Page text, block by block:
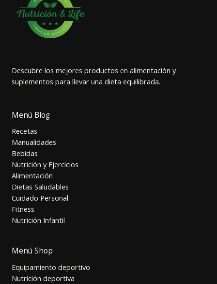
Descubre los mejores productos en alimentación y
suplementos para llevar una dieta equilibrada.
Menú Blog
Recetas
Manualidades
Bebidas
Nutrición y Ejercicios
Alimentación
Dietas Saludables
Cuidado Personal
Fitness
Nutrición Infantil
Menú Shop
Equipamiento deportivo
Nutrición deportiva